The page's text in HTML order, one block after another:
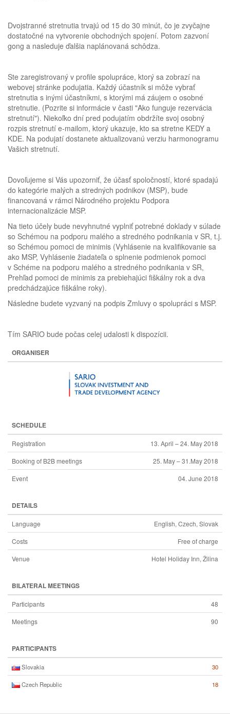
Dvojstranné stretnutia trvajú od 15 do 30 minút, čo je zvyčajne
dostatočné na vytvorenie obchodných spojení. Potom zazvoní
gong a nasleduje ďalšia naplánovaná schôdza.
Ste zaregistrovaný v profile spolupráce, ktorý sa zobrazí na
webovej stránke podujatia. Každý účastník si môže vybrať
stretnutia s inými účastníkmi, s ktorými má záujem o osobné
stretnutie. (Pozrite si informácie v časti "Ako funguje rezervácia
stretnutí"). Niekoľko dní pred podujatím obdržíte svoj osobný
rozpis stretnutí e-mailom, ktorý ukazuje, kto sa stretne KEDY a
KDE. Na podujatí dostanete aktualizovanú verziu harmonogramu
Vašich stretnutí.
Dovoľujeme si Vás upozorniť, že účasť spoločností, ktoré spadajú
do kategórie malých a stredných podnikov (MSP), bude
financovaná v rámci Národného projektu Podpora
internacionalizácie MSP.
Na tieto účely bude nevyhnutné vyplniť potrebné doklady v súlade
so Schémou na podporu malého a stredného podnikania v SR, t.j.
so Schémou pomoci de minimis (Vyhlásenie na kvalifikovanie sa
ako MSP, Vyhlásenie žiadateľa o splnenie podmienok pomoci
v Schéme na podporu malého a stredného podnikania v SR,
Prehľad pomoci de minimis za prebiehajúci fiškálny rok a dva
predchádzajúce fiškálne roky).
Následne budete vyzvaný na podpis Zmluvy o spolupráci s MSP.
Tím SARIO bude počas celej udalosti k dispozícii.
ORGANISER
SCHEDULE
Registration
13. April – 24. May 2018
Booking of B2B meetings
25. May – 31.May 2018
Event
04. June 2018
DETAILS
Language
English, Czech, Slovak
Costs
Free of charge
Venue
Hotel Holiday Inn, Žilina
BILATERAL MEETINGS
Participants
48
Meetings
90
PARTICIPANTS
Slovakia 30
Czech Republic 18